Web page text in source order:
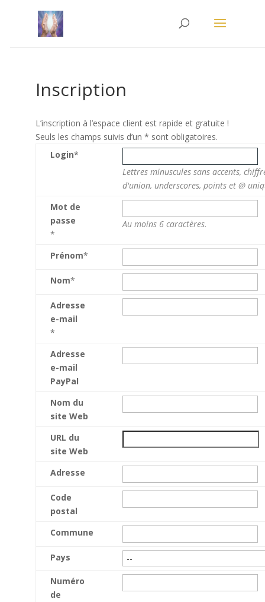
Inscription
L’inscription à l’espace client est rapide et gratuite !
Seuls les champs suivis d’un * sont obligatoires.
Login*
Lettres minuscules sans accents,
d'union, underscores, points et @
Mot de
passe
Au moins 6 caractères.
Prénom*
Nom*
Adresse
e-mail
Adresse
e-mail
PayPal
Nom du
site Web
URL du
site Web
Adresse
Code
postal
Commune
Pays
Numéro